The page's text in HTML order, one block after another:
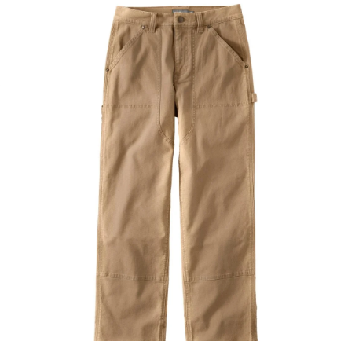
同
じ
ペ
ー
ジ
の
リ
ン
ク。